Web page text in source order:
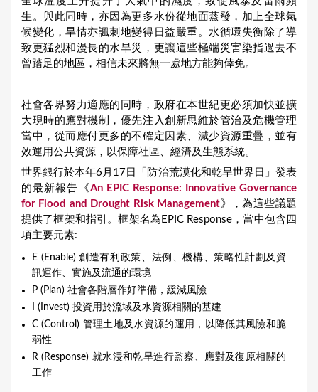
生。與此同時，亦因為更多水份從地面蒸發，加上全球氣
候變化，旱情亦諷刺地變得日益嚴重。水循環失衡除了導
致更猛烈和漫長的水旱災，更讓這些極端災害染指過去不
曾踏足的地區，相信未來將無一處地方能夠倖免。
社會各界努力適應的同時，政府在本世紀更必須加快並擴
大現時的應對機制，優先注入創新思維於管治及危機管理
當中，從而應付更多的不確定因素、減少資源重疊，並有
效運用公共資源，以保障社區、經濟及生態系統。
世界銀行於本年6月17日「防治荒漠化和乾旱世界日」發表
的最新報告《An EPIC Response: Innovative Governance
for Flood and Drought Risk Management》，為這些議題
提供了框架和指引。框架名為EPIC Response，當中包含四
項主要元素:
E (Enable) 創造有利政策、法例、機構、策略性計劃及資
訊運作、實施及流通的環境
P (Plan) 社會各階層作好準備，緩減風險
I (Invest) 投資用於流域及水資源相關的基建
C (Control) 管理土地及水資源的運用，以降低其風險和脆
弱性
R (Response) 就水浸和乾旱進行監察、應對及復原相關的
工作